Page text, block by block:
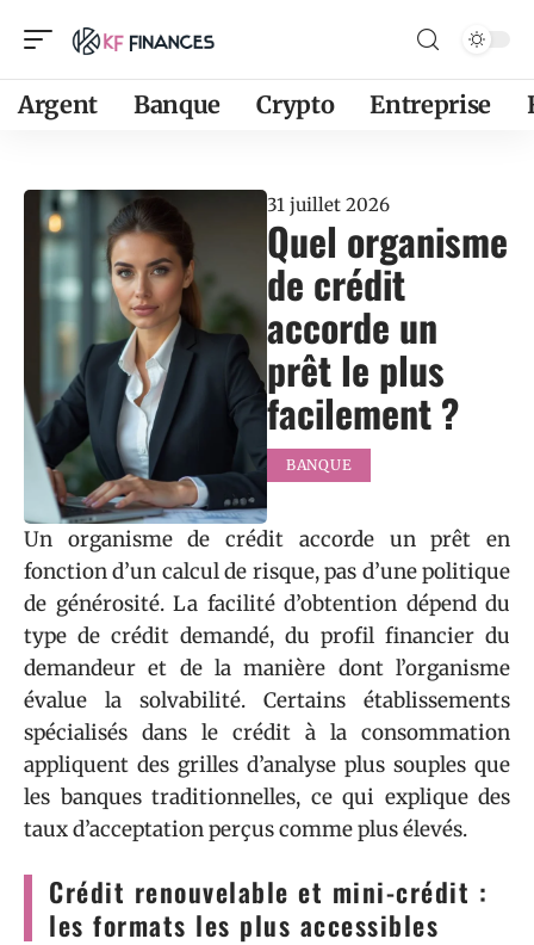
Argent Banque Crypto Entreprise
31 juillet 2026
Quel organisme
de crédit
accorde un
prêt le plus
facilement ?
BANQUE
Un organisme de crédit accorde un prêt en
fonction d’un calcul de risque, pas d’une politique
de générosité. La facilité d’obtention dépend du
type de crédit demandé, du profil financier du
demandeur et de la manière dont l’organisme
évalue la solvabilité. Certains établissements
spécialisés dans le crédit à la consommation
appliquent des grilles d’analyse plus souples que
les banques traditionnelles, ce qui explique des
taux d’acceptation perçus comme plus élevés.
Crédit renouvelable et mini-crédit :
les formats les plus accessibles